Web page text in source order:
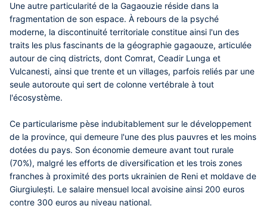
Une autre particularité de la Gagaouzie réside dans la
fragmentation de son espace. À rebours de la psyché
moderne, la discontinuité territoriale constitue ainsi l'un des
traits les plus fascinants de la géographie gagaouze, articulée
autour de cinq districts, dont Comrat, Ceadir Lunga et
Vulcanesti, ainsi que trente et un villages, parfois reliés par une
seule autoroute qui sert de colonne vertébrale à tout
l'écosystème.
Ce particularisme pèse indubitablement sur le développement
de la province, qui demeure l'une des plus pauvres et les moins
dotées du pays. Son économie demeure avant tout rurale
(70%), malgré les efforts de diversification et les trois zones
franches à proximité des ports ukrainien de Reni et moldave de
Giurgiulești. Le salaire mensuel local avoisine ainsi 200 euros
contre 300 euros au niveau national.